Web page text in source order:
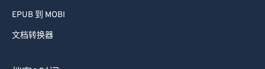
EPUB 到 MOBI
文档转换器